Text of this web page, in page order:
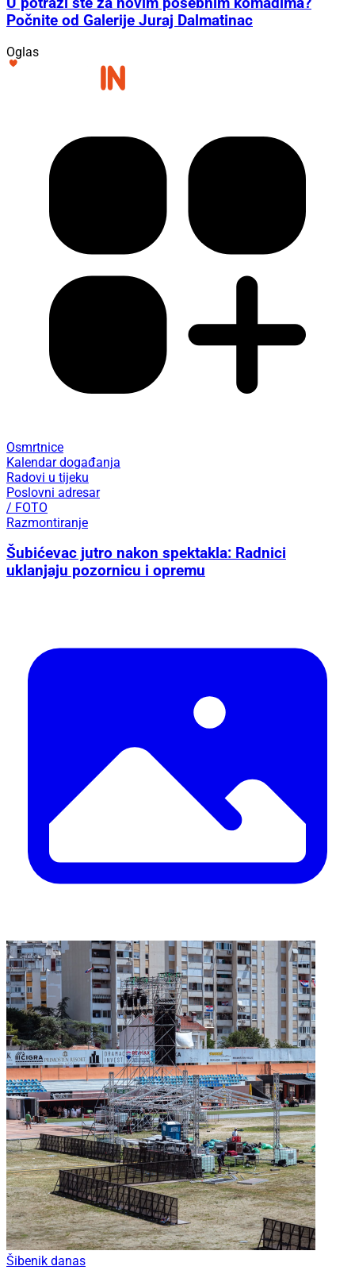
Počnite od Galerije Juraj Dalmatinac
Oglas
Osmrtnice
Kalendar događanja
Radovi u tijeku
Poslovni adresar
/ FOTO
Razmontiranje
Šubićevac jutro nakon spektakla: Radnici
uklanjaju pozornicu i opremu
Šibenik danas